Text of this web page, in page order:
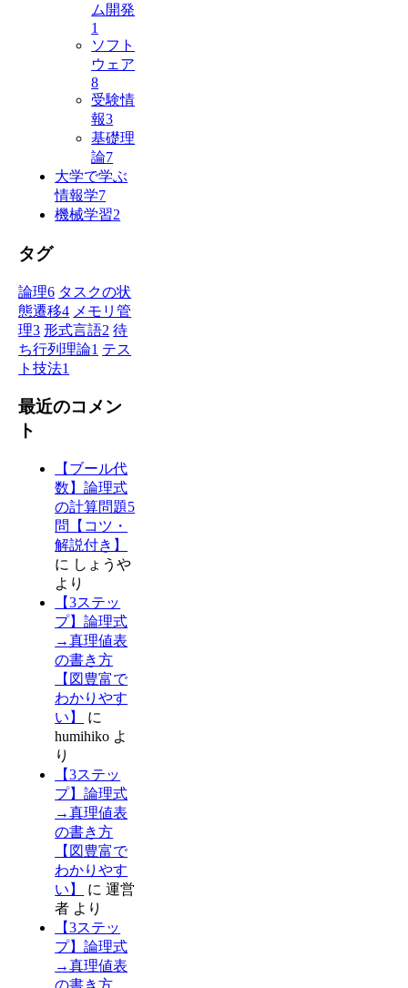
ム開発
1
ソフト
ウェア
8
受験情
報3
基礎理
論7
大学で学ぶ
情報学7
機械学習2
タグ
論理6 タスクの状
態遷移4 メモリ管
理3 形式言語2 待
ち行列理論1 テス
ト技法1
最近のコメン
ト
【ブール代
数】論理式
の計算問題5
問【コツ・
解説付き】
に しょうや
より
【3ステッ
プ】論理式
→真理値表
の書き方
【図豊富で
わかりやす
い】
に
humihiko よ
り
【3ステッ
プ】論理式
→真理値表
の書き方
【図豊富で
わかりやす
い】
に運営
者 より
【3ステッ
プ】論理式
→真理値表